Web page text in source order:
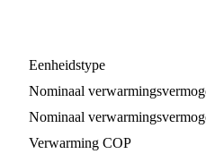
Eenheidstype
Nominaal
Nominaal
Verwarming COP